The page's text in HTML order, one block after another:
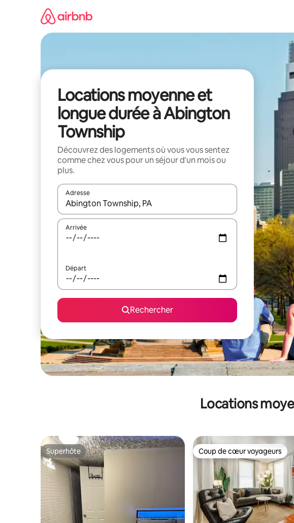
Locations moyenne et
longue durée à Abington
Township
Découvrez des logements où vous vous sentez
comme chez vous pour un séjour d'un mois ou
plus.
Adresse
Lorsque les résultats s'affichent, utilisez les flèches vers le haut et
Arrivée
Départ
Rechercher
Locations
Superhôte
Superhôte Coup de cœur voyageurs
Coup de cœur voyageurs